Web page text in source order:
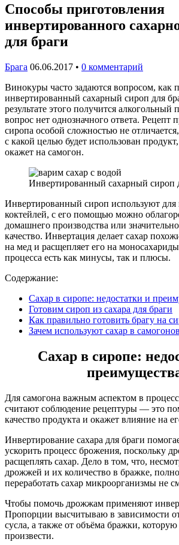
Способы приготовления
инвертированного
для браги
Брага 06.06.2017 • 0 комментарий
Винокуры часто задаются вопросом, как
инвертированный сахарный сироп для
результате этого получится алкогольный
вопрос нет однозначного ответа. Рецепт
сиропа особой сложностью не
с какой целью будет использован
окажет на самогон.
Инвертированный сахарный сироп
Инвертированный сироп используют для
коктейлей, с его помощью можно
домашнего производства или
качество. Инвертация делает сахар
на мед и расщепляет его на
процесса есть как минусы, так и плюсы.
Содержание:
Сахар в сиропе: недостатки и
Готовим сироп из сахара для браги
Как правильно готовить брагу на
Зачем используют сахар в
Сахар в сиропе:
Для самогона важным аспектом в
считают соблюдение рецептуры — это
качество продукта и окажет влияние на
Инвертирование сахара для браги
ускорить процесс брожения, поскольку
расщеплять сахар. Дело в том, что,
дрожжей и их количество в бражке,
переработать сахар микроорганизмы не
Чтобы помочь дрожжам применяют
Пропорции высчитываю в зависимости
сусла, а также от объёма бражки,
произвести.